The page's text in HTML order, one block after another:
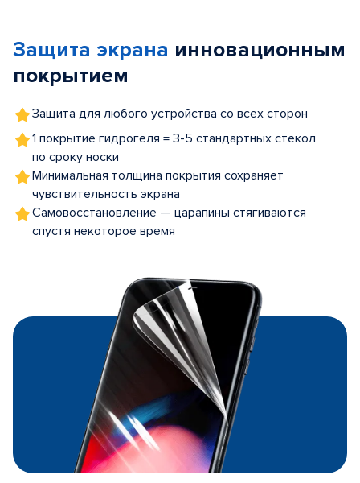
5
Защита экрана инновационным
покрытием
Защита для любого устройства со всех сторон
1 покрытие гидрогеля = 3-5 стандартных стекол
по сроку носки
Минимальная толщина покрытия сохраняет
чувствительность экрана
Самовосстановление — царапины стягиваются
спустя некоторое время